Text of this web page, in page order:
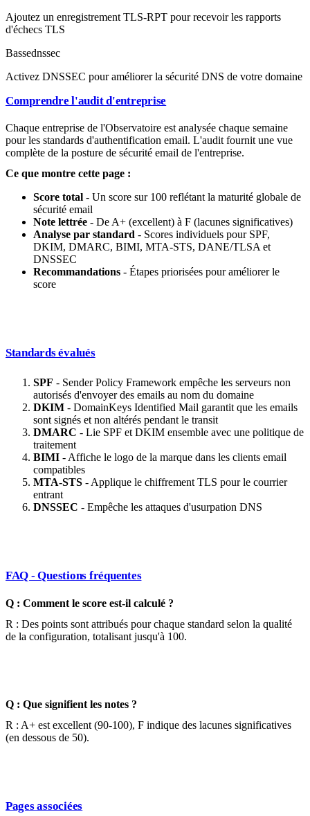
Ajoutez un enregistrement TLS-RPT pour recevoir les rapports
d'échecs TLS
Bassednssec
Activez DNSSEC pour améliorer la sécurité DNS de votre domaine
Comprendre l'audit d'entreprise
Chaque entreprise de l'Observatoire est analysée chaque semaine
pour les standards d'authentification email. L'audit fournit une vue
complète de la posture de sécurité email de l'entreprise.
Ce que montre cette page :
Score total - Un score sur 100 reflétant la maturité globale de
sécurité email
Note lettrée - De A+ (excellent) à F (lacunes significatives)
Analyse par standard - Scores individuels pour SPF,
DKIM, DMARC, BIMI, MTA-STS, DANE/TLSA et
DNSSEC
Recommandations - Étapes priorisées pour améliorer le
score
Standards évalués
SPF - Sender Policy Framework empêche les serveurs non
autorisés d'envoyer des emails au nom du domaine
DKIM - DomainKeys Identified Mail garantit que les emails
sont signés et non altérés pendant le transit
DMARC - Lie SPF et DKIM ensemble avec une politique de
traitement
BIMI - Affiche le logo de la marque dans les clients email
compatibles
MTA-STS - Applique le chiffrement TLS pour le courrier
entrant
DNSSEC - Empêche les attaques d'usurpation DNS
FAQ - Questions fréquentes
Q : Comment le score est-il calculé ?
R : Des points sont attribués pour chaque standard selon la qualité
de la configuration, totalisant jusqu'à 100.
Q : Que signifient les notes ?
R : A+ est excellent (90-100), F indique des lacunes significatives
(en dessous de 50).
Pages associées